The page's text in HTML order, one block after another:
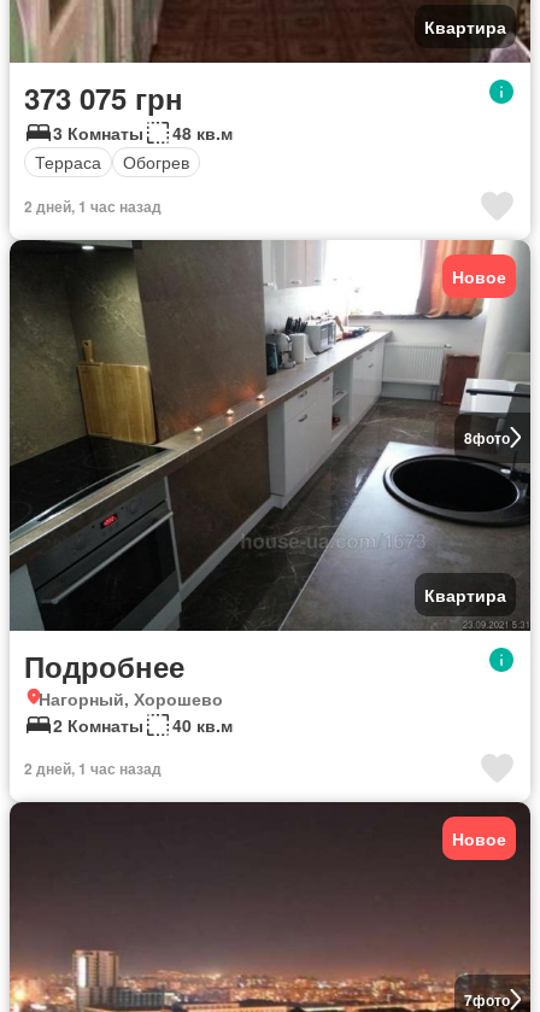
Квартира
373 075 грн
3 Комнаты
48 кв.м
Терраса
Обогрев
2 дней, 1 час назад
8фото
Новое
Квартира
Подробнее
Нагорный, Хорошево
2 Комнаты
40 кв.м
2 дней, 1 час назад
7фото
Новое